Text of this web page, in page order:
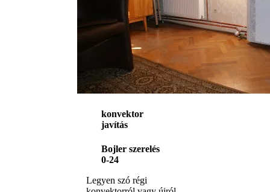
konvektor
javítás
Bojler szerelés
0-24
Legyen szó régi